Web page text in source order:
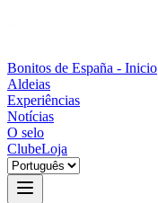
Bonitos de España - Inicio
Aldeias
Experiências
Notícias
O selo
ClubeLoja